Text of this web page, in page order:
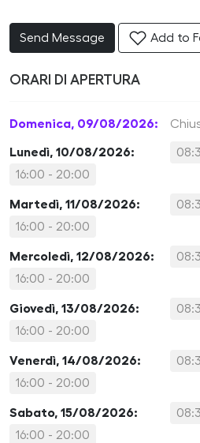
Send Message Add to
ORARI DI APERTURA
Domenica, 09/08/2026:
Lunedì, 10/08/2026:
16:00 - 20:00
Martedì, 11/08/2026:
16:00 - 20:00
Mercoledì, 12/08/2026:
16:00 - 20:00
Giovedì, 13/08/2026:
16:00 - 20:00
Venerdì, 14/08/2026:
16:00 - 20:00
Sabato, 15/08/2026:
16:00 - 20:00